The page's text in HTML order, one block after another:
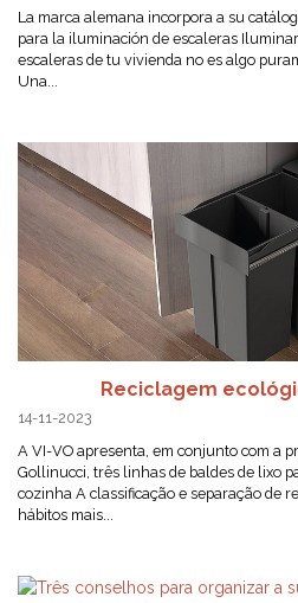
La marca alemana incorpora a su
para la iluminación de escaleras
escaleras de tu vivienda no es algo
Una...
Reciclagem
14-11-2023
A VI-VO apresenta, em conjunto com a
Gollinucci, três linhas de baldes de lixo
cozinha A classificação e separação de
hábitos mais...